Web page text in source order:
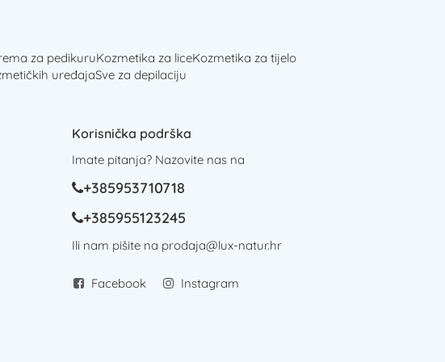
za pedikuruKozmetika za liceKozmetika za tijelo
uređajaSve za depilaciju
Korisnička podrška
Imate pitanja? Nazovite nas na
+385953710718
+385955123245
Ili nam pišite na prodaja@lux-natur.hr
Facebook Instagram